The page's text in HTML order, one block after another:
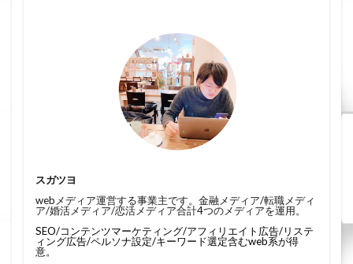
スガツヨ
webメディア運営する事業主です。金融メディア/転職メディ
ア/婚活メディア/恋活メディア合計4つのメディアを運用。
SEO/コンテンツマーケティング/アフィリエイト広告/リステ
ィング広告/ペルソナ設定/キーワード選定含むweb系が得
意。